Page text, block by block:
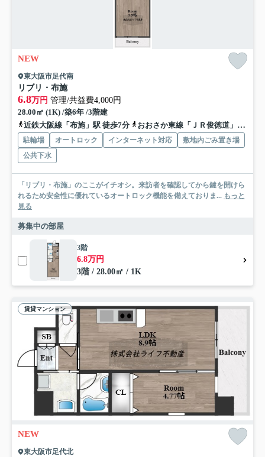
NEW
東大阪市足代南
リブリ・布施
6.8万円 管理/共益費4,000円
28.00㎡ (1K) /築6年 /3階建
近鉄大阪線「布施」駅 徒歩7分
おおさか東線「ＪＲ俊徳道」駅 徒歩11分
駐輪場 オートロック インターネット対応
敷地内ごみ置き場
公共下水
「リブリ・布施」のここがイチオシ。来訪者を確認してから鍵を開けら
れるため安全性に優れているオートロック機能を備えておりま... もっと
見る
募集中の部屋
3階
6.8万円
3階 / 28.00㎡ / 1K
賃貸マンション
NEW
東大阪市足代北